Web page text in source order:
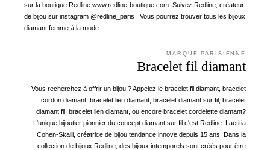
sur la boutique Redline www.redline-boutique.com. Suivez Redline, créateur
de bijou sur instagram @redline_paris . Vous pourrez trouver tous les bijoux
diamant femme à la mode.
MARQUE PARISIENNE
Bracelet fil diamant
Vous recherchez à offrir un bijou ? Appelez le bracelet fil diamant, bracelet
cordon diamant, bracelet lien diamant, bracelet diamant sur fil, bracelet
diamant fil, bracelet lien diamant, ou encore bracelet cordelette diamant?
L'unique bijoutier pionnier du concept diamant sur fil c'est Redline. Laetitia
Cohen-Skalli, créatrice de bijou tendance innove depuis 15 ans. Dans la
collection de bijoux Redline, des bijoux intemporels sont créés pour être